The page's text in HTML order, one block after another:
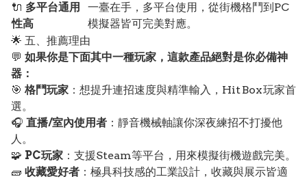
🔌 多平台通用
性高
一臺在手，多平台使用，從街機格鬥到PC
模擬器皆可完美對應。
🌟 五、推薦理由
💬 如果你是下面其中一種玩家，這款產品絕對是你必備神
器：
🎯 格鬥玩家 ：想提升連招速度與精準輸入，Hit Box 玩家首
選。
🎧 直播/室內使用者 ：靜音機械軸讓你深夜練招不打擾他
人。
🧩 PC玩家 ：支援Steam等平台，用來模擬街機遊戲完美。
🧱 收藏愛好者 ：極具科技感的工業設計，收藏與展示皆適